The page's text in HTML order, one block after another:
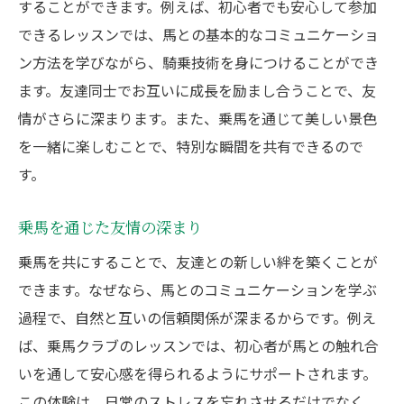
初心者が乗馬を楽しむための心構え
友達と乗馬を始める際の注意点
友達と乗馬体験で感じる馬との新しいコミュニ
ケーション
馬との基本的なコミュニケーション
友達と乗馬で学ぶ馬の理解
馬との絆を深める乗馬体験
乗馬がもたらす友達との特別な時間
友達と乗馬で過ごす特別なひととき
乗馬で友達と作る思い出
することができます。例えば、初心者でも安心して参加
できるレッスンでは、馬との基本的なコミュニケーショ
ン方法を学びながら、騎乗技術を身につけることができ
ます。友達同士でお互いに成長を励まし合うことで、友
情がさらに深まります。また、乗馬を通じて美しい景色
を一緒に楽しむことで、特別な瞬間を共有できるので
す。
乗馬を通じた友情の深まり
乗馬を共にすることで、友達との新しい絆を築くことが
できます。なぜなら、馬とのコミュニケーションを学ぶ
過程で、自然と互いの信頼関係が深まるからです。例え
ば、乗馬クラブのレッスンでは、初心者が馬との触れ合
いを通して安心感を得られるようにサポートされます。